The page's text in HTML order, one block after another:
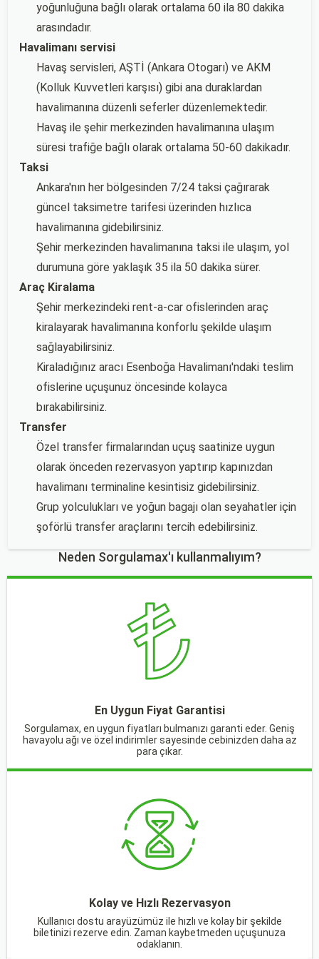
yoğunluğuna bağlı olarak ortalama 60 ila 80 dakika
arasındadır.
Havalimanı servisi
Havaş servisleri, AŞTİ (Ankara Otogarı) ve AKM
(Kolluk Kuvvetleri karşısı) gibi ana duraklardan
havalimanına düzenli seferler düzenlemektedir.
Havaş ile şehir merkezinden havalimanına ulaşım
süresi trafiğe bağlı olarak ortalama 50-60 dakikadır.
Taksi
Ankara'nın her bölgesinden 7/24 taksi çağırarak
güncel taksimetre tarifesi üzerinden hızlıca
havalimanına gidebilirsiniz.
Şehir merkezinden havalimanına taksi ile ulaşım, yol
durumuna göre yaklaşık 35 ila 50 dakika sürer.
Araç Kiralama
Şehir merkezindeki rent-a-car ofislerinden araç
kiralayarak havalimanına konforlu şekilde ulaşım
sağlayabilirsiniz.
Kiraladığınız aracı Esenboğa Havalimanı'ndaki teslim
ofislerine uçuşunuz öncesinde kolayca
bırakabilirsiniz.
Transfer
Özel transfer firmalarından uçuş saatinize uygun
olarak önceden rezervasyon yaptırıp kapınızdan
havalimanı terminaline kesintisiz gidebilirsiniz.
Grup yolculukları ve yoğun bagajı olan seyahatler için
şoförlü transfer araçlarını tercih edebilirsiniz.
Neden Sorgulamax'ı kullanmalıyım?
En Uygun Fiyat Garantisi
Sorgulamax, en uygun fiyatları bulmanızı garanti eder. Geniş
havayolu ağı ve özel indirimler sayesinde cebinizden daha az
para çıkar.
Kolay ve Hızlı Rezervasyon
Kullanıcı dostu arayüzümüz ile hızlı ve kolay bir şekilde
biletinizi rezerve edin. Zaman kaybetmeden uçuşunuza
odaklanın.